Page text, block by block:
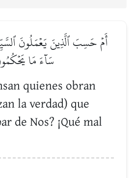
أَمۡ حَسِبَ ٱلَّذِينَ يَعۡمَلُونَ
سَآءَ مَا
quienes obran
la verdad) que
de Nos? ¡Qué mal